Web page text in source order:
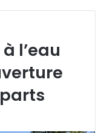
l’eau